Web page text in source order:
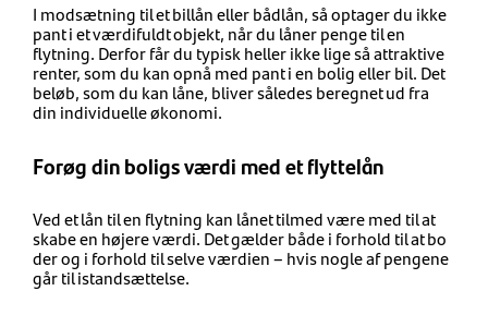
I modsætning til et billån eller bådlån, så optager du ikke
pant i et værdifuldt objekt, når du låner penge til en
flytning. Derfor får du typisk heller ikke lige så attraktive
renter, som du kan opnå med pant i en bolig eller bil. Det
beløb, som du kan låne, bliver således beregnet ud fra
din individuelle økonomi.
Forøg din boligs værdi med et flyttelån
Ved et lån til en flytning kan lånet tilmed være med til at
skabe en højere værdi. Det gælder både i forhold til at bo
der og i forhold til selve værdien – hvis nogle af pengene
går til istandsættelse.